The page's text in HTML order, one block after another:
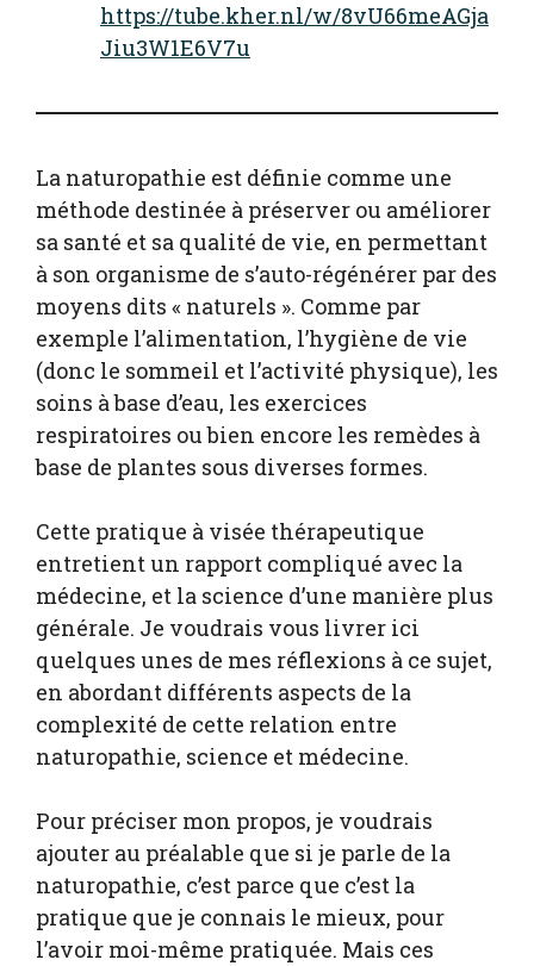
https://tube.kher.nl/w/8vU66meAGja
Jiu3W1E6V7u
La naturopathie est définie comme une
méthode destinée à préserver ou améliorer
sa santé et sa qualité de vie, en permettant
à son organisme de s’auto-régénérer par des
moyens dits « naturels ». Comme par
exemple l’alimentation, l’hygiène de vie
(donc le sommeil et l’activité physique), les
soins à base d’eau, les exercices
respiratoires ou bien encore les remèdes à
base de plantes sous diverses formes.
Cette pratique à visée thérapeutique
entretient un rapport compliqué avec la
médecine, et la science d’une manière plus
générale. Je voudrais vous livrer ici
quelques unes de mes réflexions à ce sujet,
en abordant différents aspects de la
complexité de cette relation entre
naturopathie, science et médecine.
Pour préciser mon propos, je voudrais
ajouter au préalable que si je parle de la
naturopathie, c’est parce que c’est la
pratique que je connais le mieux, pour
l’avoir moi-même pratiquée. Mais ces